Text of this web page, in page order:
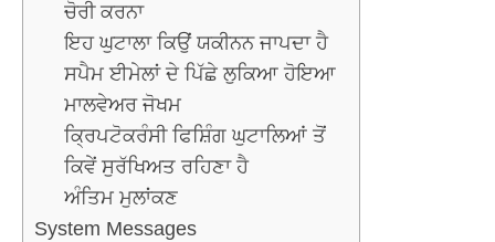
ਚੋਰੀ ਕਰਨਾ
ਇਹ ਘੁਟਾਲਾ ਕਿਉਂ ਯਕੀਨਨ ਜਾਪਦਾ ਹੈ
ਸਪੈਮ ਈਮੇਲਾਂ ਦੇ ਪਿੱਛੇ ਲੁਕਿਆ ਹੋਇਆ
ਮਾਲਵੇਅਰ ਜੋਖਮ
ਕ੍ਰਿਪਟੋਕਰੰਸੀ ਫਿਸ਼ਿੰਗ ਘੁਟਾਲਿਆਂ ਤੋਂ
ਕਿਵੇਂ ਸੁਰੱਖਿਅਤ ਰਹਿਣਾ ਹੈ
ਅੰਤਿਮ ਮੁਲਾਂਕਣ
System Messages